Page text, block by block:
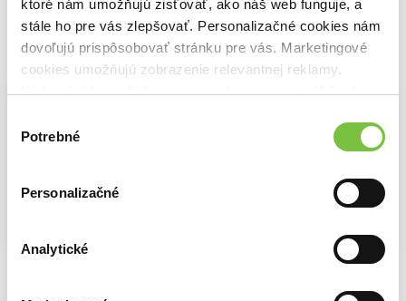
ktoré nám umožňujú zisťovať, ako náš web funguje, a
stále ho pre vás zlepšovať. Personalizačné cookies nám
dovoľujú prispôsobovať stránku pre vás. Marketingové
cookies umožňujú zobrazenie relevantnej reklamy.
Niektoré údaje zdieľame aj s tretími stranami. Veľmi by
cookies.
súhlasu
Potrebné
Personalizačné
Analytické
Vybrané pre teba
Na sklade Na sklade
M.J. Arlidge